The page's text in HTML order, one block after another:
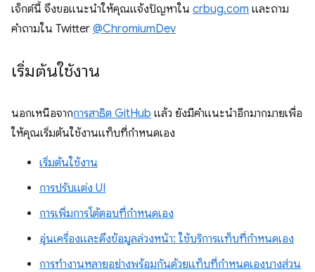
เจ็กต์นี้ จึงขอแนะนำให้คุณแจ้งปัญหาใน crbug.com และถาม
คำถามใน Twitter @ChromiumDev
เริ่มต้นใช้งาน
นอกเหนือจากการสาธิต GitHub แล้ว ยังมีคำแนะนำอีกมากมายเพื่อ
ให้คุณเริ่มต้นใช้งานแท็บที่กำหนดเอง
เริ่มต้นใช้งาน
การปรับแต่ง UI
การเพิ่มการโต้ตอบที่กำหนดเอง
อุ่นเครื่องและดึงข้อมูลล่วงหน้า: ใช้บริการแท็บที่กำหนดเอง
การทำงานหลายอย่างพร้อมกันด้วยแท็บที่กำหนดเองบางส่วน